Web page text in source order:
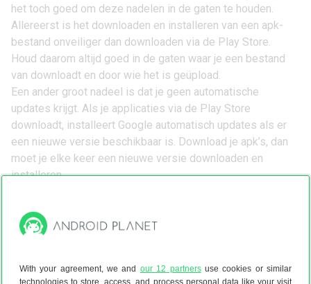
With your agreement, we and our 12 partnersuse cookies or similar
technologies to store, access, and process personal data like your visit
het toch goed om deze nadelen in de gaten te houden.
Allereerst is het downloaden en installeren van een apk-
bestand onveiliger dan downloaden via de Play Store.
Houd daarom altijd goed in de gaten waar je een bestand
van downloadt en door wie het is geüpload.
Een ander groot nadeel is dat je geen automatische
updates krijgt. Als je applicaties via de Play Store
downloadt, installeert Google automatisch updates als er
een nieuwe versie beschikbaar is. Download je apk’s, dan
moet je elke keer een nieuwe versie downloaden en
installeren.
Er zijn verschillende plekken waar je apk-bestanden vindt.
Wij zien
apps worden handmatig gecheckt. Ook staan op deze